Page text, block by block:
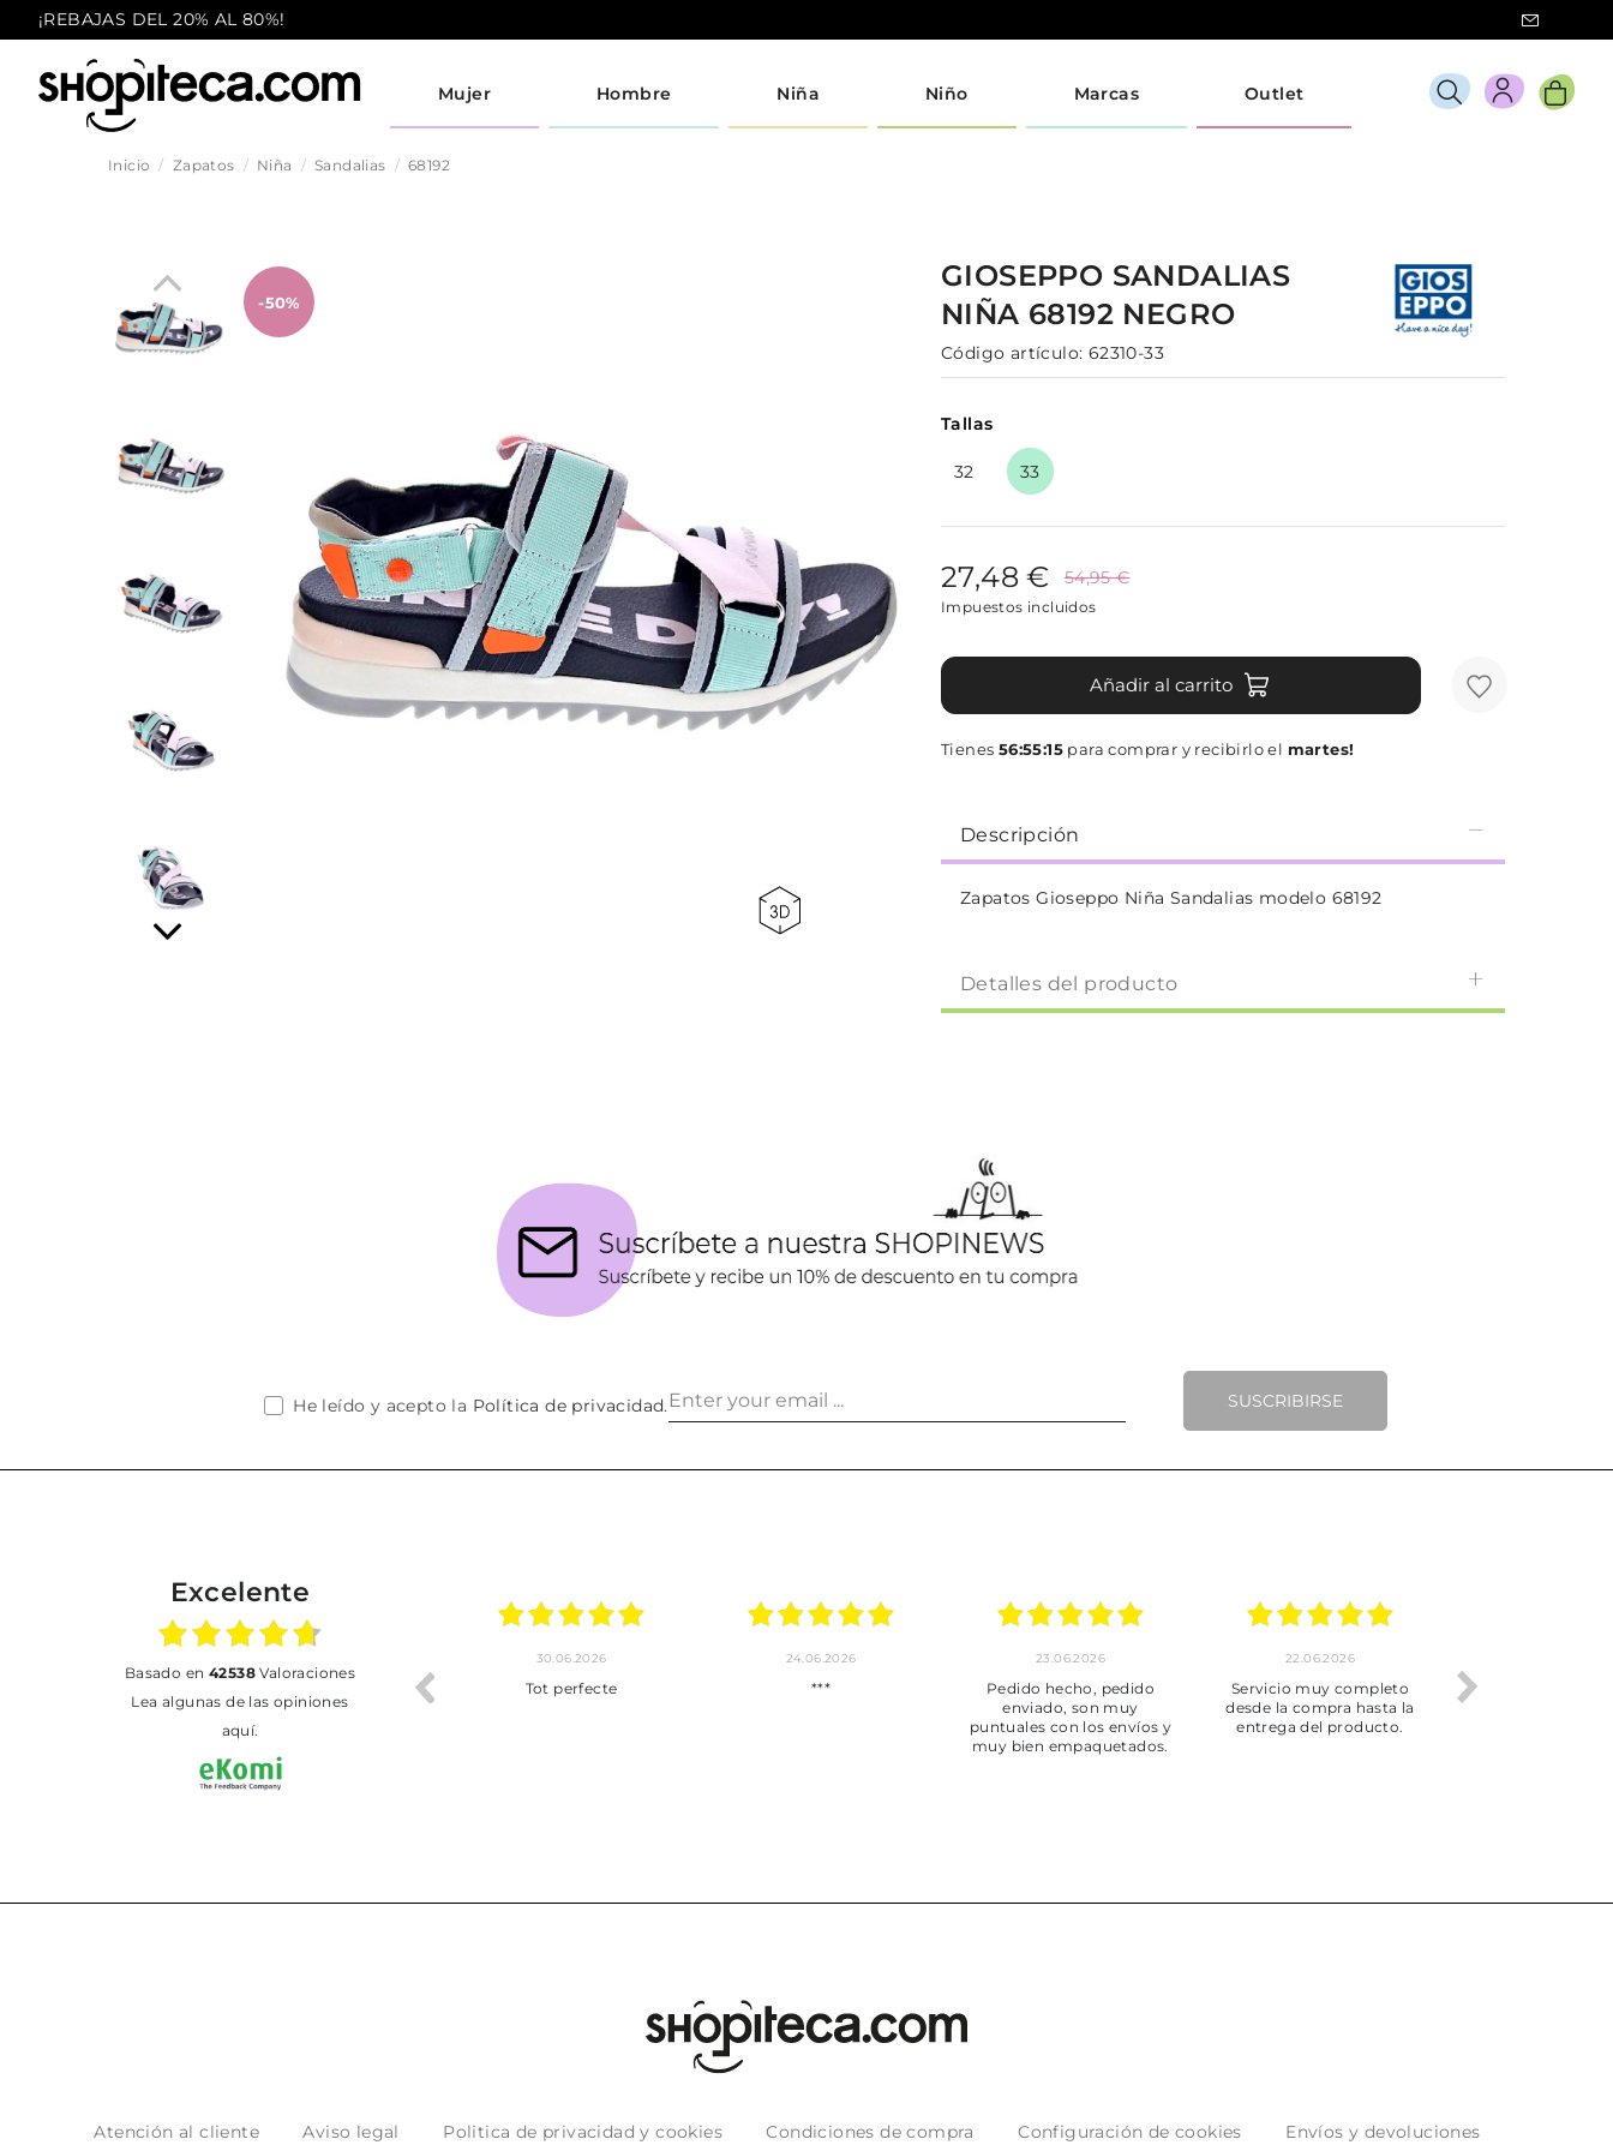
¡REBAJAS DEL 20% AL 80%!
Mujer Hombre Niña Niño Marcas Outlet
Inicio Zapatos Niña Sandalias 68192
-50%
GIOSEPPO SANDALIAS
NIÑA 68192 NEGRO
Código artículo: 62310-33
Tallas
32 33
27,48 € 54,95 €
Impuestos incluidos
Añadir al carrito
Tienes 56:55:15 para comprar y recibirlo el martes!
Descripción
Zapatos Gioseppo Niña Sandalias modelo 68192
Detalles del producto
SUSCRIBIRSE
He leído y acepto la Política de privacidad.
Excelente
basado en 42538Valoraciones
Lea algunas de las opiniones
aquí.
30.06.2026
Tot perfecte
24.06.2026
***
23.06.2026
Pedido hecho, pedido
enviado, son muy
puntuales con los envíos y
muy bien empaquetados.
22.06.2026
Servicio muy completo
desde la compra hasta la
entrega del producto.
Atención al cliente Aviso legal Politica de privacidad y cookies Condiciones de compra Configuración de cookies Envíos y devoluciones